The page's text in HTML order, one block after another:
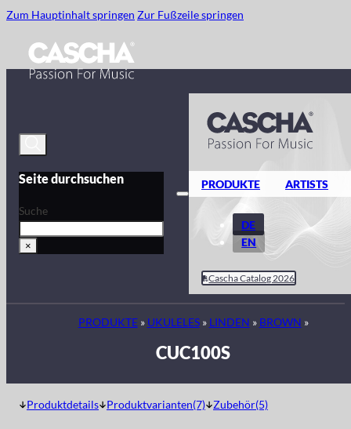
Zum Hauptinhalt springen Zur Fußzeile springen
Seite durchsuchen
Suche
×
PRODUKTE ARTISTS
DE
EN
Cascha Catalog 2026
PRODUKTE» UKULELES» LINDEN » BROWN »
CUC100S
Produktdetails Produktvarianten(7) Zubehör(5)